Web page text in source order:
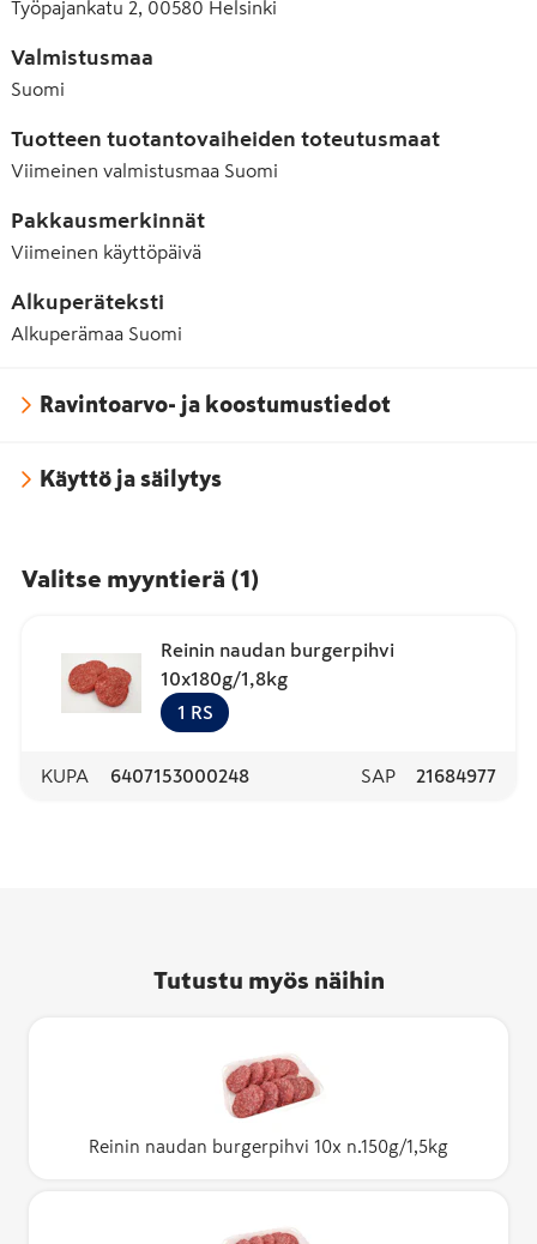
Työpajankatu 2, 00580 Helsinki
Valmistusmaa
Suomi
Tuotteen tuotantovaiheiden toteutusmaat
Viimeinen valmistusmaa Suomi
Pakkausmerkinnät
Viimeinen käyttöpäivä
Alkuperäteksti
Alkuperämaa Suomi
Ravintoarvo- ja koostumustiedot
Käyttö ja säilytys
Valitse myyntierä (1)
Reinin naudan burgerpihvi
10x180g/1,8kg
1 RS
KUPA 6407153000248 SAP 21684977
Tutustu myös näihin
Reinin naudan burgerpihvi 10x n.150g/1,5kg